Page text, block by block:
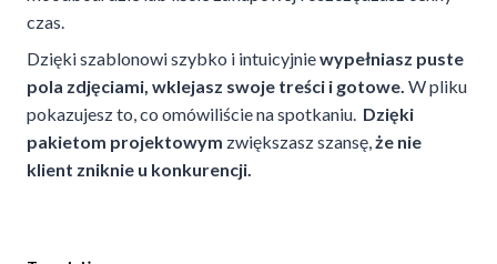
czas.
Dzięki szablonowi szybko i intuicyjniewypełniasz puste
pola zdjęciami, wklejasz swoje treści i gotowe. W pliku
pokazujesz to, co omówiliście na spotkaniu. Dzięki
pakietom projektowym zwiększasz szansę,że nie
klient zniknie u konkurencji.